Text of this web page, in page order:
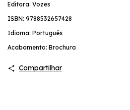
Editora: Vozes
ISBN: 9788532657428
Idioma: Português
Acabamento: Brochura
Compartilhar